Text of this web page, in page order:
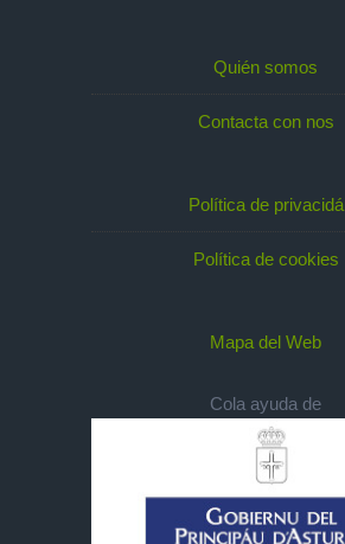
Quién somos
Contacta con nos
Política de privacidá
Política de cookies
Mapa del Web
Cola ayuda de